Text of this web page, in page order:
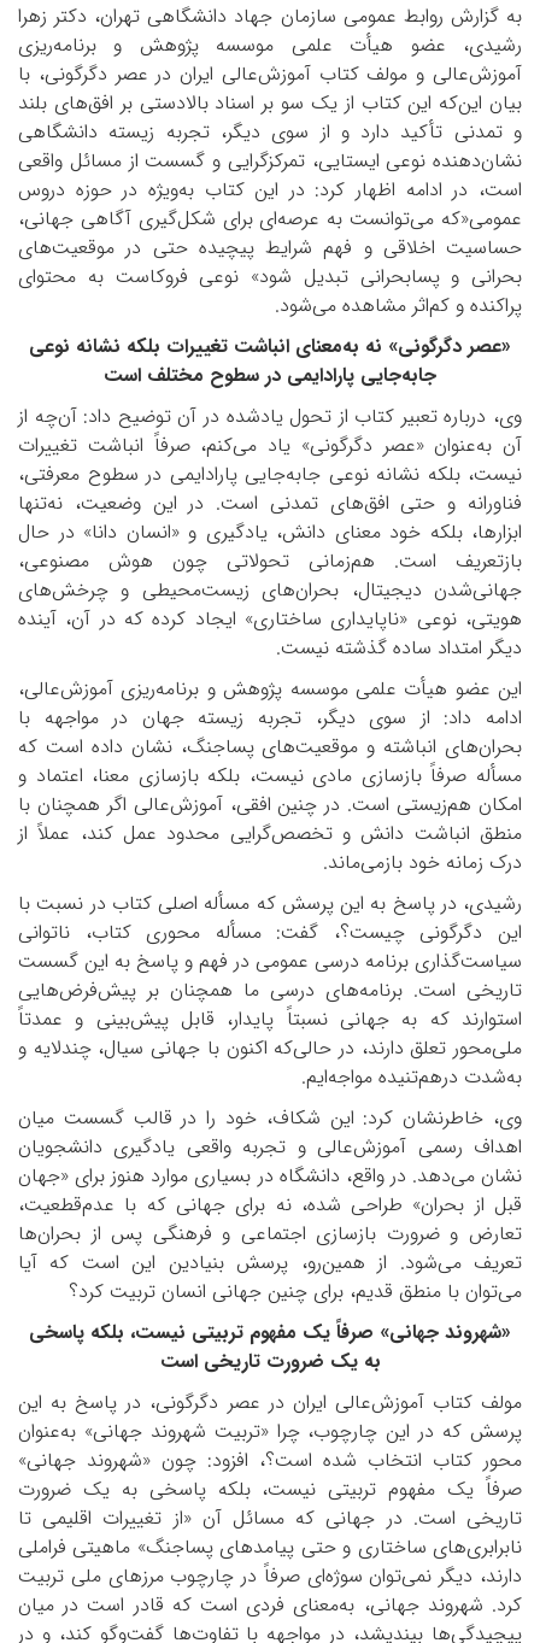
به گزارش روابط عمومی سازمان جهاد دانشگاهی تهران، دکتر زهرا
رشیدی، عضو هیأت علمی موسسه پژوهش و برنامه‌ریزی
آموزش‌عالی و مولف کتاب آموزش‌عالی ایران در عصر دگرگونی، با
بیان این‌که این کتاب از یک سو بر اسناد بالادستی بر افق‌های بلند
و تمدنی تأکید دارد و از سوی دیگر، تجربه زیسته دانشگاهی
نشان‌دهنده نوعی ایستایی، تمرکزگرایی و گسست از مسائل واقعی
است، در ادامه اظهار کرد: در این کتاب به‌ویژه در حوزه دروس
عمومی«که می‌توانست به عرصه‌ای برای شکل‌گیری آگاهی جهانی،
حساسیت اخلاقی و فهم شرایط پیچیده حتی در موقعیت‌های
بحرانی و پسا‌بحرانی تبدیل شود» نوعی فروکاست به محتوای
پراکنده و کم‌اثر مشاهده می‌شود.
«عصر دگرگونی» نه به‌معنای انباشت تغییرات بلکه نشانه نوعی
جابه‌جایی پارادایمی در سطوح مختلف است
وی، درباره تعبیر کتاب از تحول یادشده در آن توضیح داد: آن‌چه از
آن به‌عنوان «عصر دگرگونی» یاد می‌کنم، صرفاً انباشت تغییرات
نیست، بلکه نشانه نوعی جابه‌جایی پارادایمی در سطوح معرفتی،
فناورانه و حتی افق‌های تمدنی است. در این وضعیت، نه‌تنها
ابزارها، بلکه خود معنای دانش، یادگیری و «انسان دانا» در حال
بازتعریف است. هم‌زمانی تحولاتی چون هوش مصنوعی،
جهانی‌شدن دیجیتال، بحران‌های زیست‌محیطی و چرخش‌های
هویتی، نوعی «ناپایداری ساختاری» ایجاد کرده که در آن، آینده
دیگر امتداد ساده گذشته نیست.
این عضو هیأت علمی موسسه پژوهش و برنامه‌ریزی آموزش‌عالی،
ادامه داد: از سوی دیگر، تجربه زیسته جهان در مواجهه با
بحران‌های انباشته و موقعیت‌های پسا‌جنگ، نشان داده است که
مسأله صرفاً بازسازی مادی نیست، بلکه بازسازی معنا، اعتماد و
امکان هم‌زیستی است. در چنین افقی، آموزش‌عالی اگر همچنان با
منطق انباشت دانش و تخصص‌گرایی محدود عمل کند، عملاً از
درک زمانه خود بازمی‌ماند.
رشیدی، در پاسخ به این پرسش که مسأله اصلی کتاب در نسبت با
این دگرگونی چیست؟، گفت: مسأله محوری کتاب، ناتوانی
سیاست‌گذاری برنامه درسی عمومی در فهم و پاسخ به این گسست
تاریخی است. برنامه‌های درسی ما همچنان بر پیش‌فرض‌هایی
استوارند که به جهانی نسبتاً پایدار، قابل پیش‌بینی و عمدتاً
ملی‌محور تعلق دارند، در حالی‌که اکنون با جهانی سیال، چندلایه و
به‌شدت درهم‌تنیده مواجه‌ایم.
وی، خاطرنشان کرد: این شکاف، خود را در قالب گسست میان
اهداف رسمی آموزش‌عالی و تجربه واقعی یادگیری دانشجویان
نشان می‌دهد. در واقع، دانشگاه در بسیاری موارد هنوز برای «جهان
قبل از بحران» طراحی شده، نه برای جهانی که با عدم‌قطعیت،
تعارض و ضرورت بازسازی اجتماعی و فرهنگی پس از بحران‌ها
تعریف می‌شود. از همین‌رو، پرسش بنیادین این است که آیا
می‌توان با منطق قدیم، برای چنین جهانی انسان تربیت کرد؟
«شهروند جهانی» صرفاً یک مفهوم تربیتی نیست، بلکه پاسخی
به یک ضرورت تاریخی است
مولف کتاب آموزش‌عالی ایران در عصر دگرگونی، در پاسخ به این
پرسش که در این چارچوب، چرا «تربیت شهروند جهانی» به‌عنوان
محور کتاب انتخاب شده است؟، افزود: چون «شهروند جهانی»
صرفاً یک مفهوم تربیتی نیست، بلکه پاسخی به یک ضرورت
تاریخی است. در جهانی که مسائل آن «از تغییرات اقلیمی تا
نابرابری‌های ساختاری و حتی پیامدهای پسا‌جنگ» ماهیتی فراملی
دارند، دیگر نمی‌توان سوژه‌ای صرفاً در چارچوب مرزهای ملی تربیت
کرد. شهروند جهانی، به‌معنای فردی است که قادر است در میان
پیچیدگی‌ها بیندیشد، در مواجهه با تفاوت‌ها گفت‌وگو کند، و در